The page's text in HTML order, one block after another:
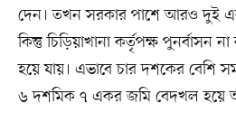
দেন। তখন সরকার পাশে আরও দুই
কিন্তু চিড়িয়াখানা কর্তৃপক্ষ পুনর্বাসন
হয়ে যায়। এভাবে চার দশকের বেশি
৬ দশমিক ৭ একর জমি বেদখল হয়ে